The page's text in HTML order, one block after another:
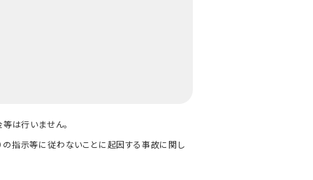
は行いません。
）の指示等に従わないことに起因する事故に関し